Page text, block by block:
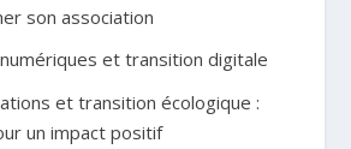
son association
et transition digitale
et transition écologique :
un impact positif